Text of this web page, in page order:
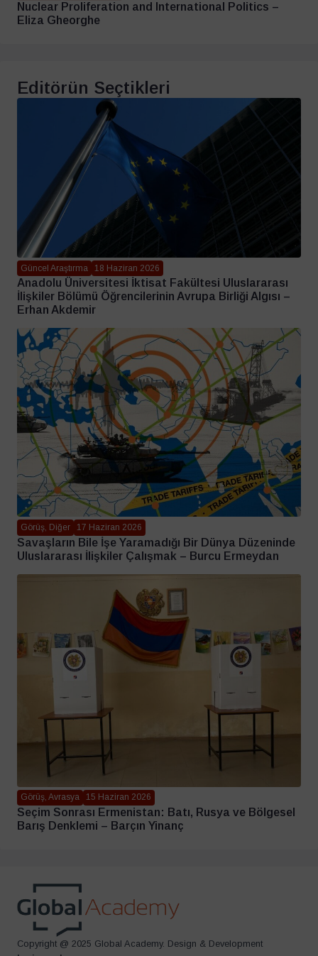
Nuclear Proliferation and International Politics –
Eliza Gheorghe
Editörün Seçtikleri
Güncel Araştırma 18 Haziran 2026
Anadolu Üniversitesi İktisat Fakültesi Uluslararası
İlişkiler Bölümü Öğrencilerinin Avrupa Birliği Algısı –
Erhan Akdemir
Görüş, Diğer 17 Haziran 2026
Savaşların Bile İşe Yaramadığı Bir Dünya Düzeninde
Uluslararası İlişkiler Çalışmak – Burcu Ermeydan
Görüş, Avrasya 15 Haziran 2026
Seçim Sonrası Ermenistan: Batı, Rusya ve Bölgesel
Barış Denklemi – Barçın Yinanç
Copyright @ 2025 Global Academy. Design & Development